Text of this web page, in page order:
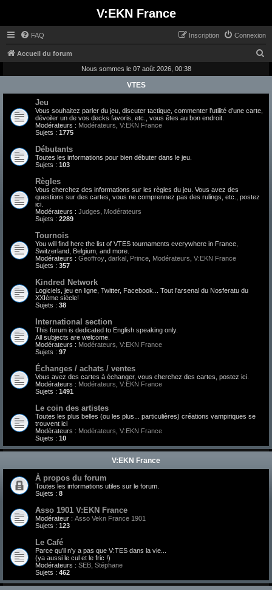
V:EKN France
FAQ Connexion
Inscription
Accueil du forum
Nous sommes le 07 août 2026, 00:38
VTES
Jeu
Vous souhaitez parler du jeu, discuter tactique, commenter l'utilité d'une carte,
dévoiler un de vos decks favoris, etc., vous êtes au bon endroit.
Modérateurs : Modérateurs V:EKN France
Sujets : 1775
Débutants
Toutes les informations pour bien débuter dans le jeu.
Sujets : 103
Règles
Vous cherchez des informations sur les règles du jeu. Vous avez des
questions sur des cartes, vous ne comprennez pas des rulings, etc., postez
ici.
Modérateurs : Judges
Modérateurs
Sujets : 2289
Tournois
You will find here the list of VTES tournaments everywhere in France,
Switzerland, Belgium, and more.
Modérateurs : Geoffroy darkal Prince Modérateurs V:EKN France
Sujets : 357
Kindred Network
Logiciels, jeu en ligne, Twitter, Facebook... Tout l'arsenal du Nosferatu du
XXIème siècle!
Sujets : 38
International section
This forum is dedicated to English speaking only.
All subjects are welcome.
Modérateurs : Modérateurs V:EKN France
Sujets : 97
Échanges / achats / ventes
Vous avez des cartes à échanger, vous cherchez des cartes, postez ici.
Modérateurs : Modérateurs V:EKN France
Sujets : 1491
Le coin des artistes
Toutes les plus belles (ou les plus... particulières) créations vampiriques se
trouvent ici
Modérateurs : Modérateurs V:EKN France
Sujets : 10
V:EKN France
À propos du forum
Toutes les informations utiles sur le forum.
Sujets : 8
Asso 1901 V:EKN France
Modérateur : Asso Vekn France 1901
Sujets : 123
Le Café
Parce qu'il n'y a pas que V:TES dans la vie...
(ya aussi le cul et le fric !)
Modérateurs : SEB Stéphane
Sujets : 462